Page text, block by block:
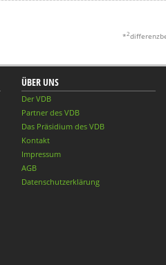
*2
ÜBER UNS
Der VDB
Partner des VDB
Das Präsidium des VDB
Kontakt
Impressum
AGB
Datenschutzerklärung